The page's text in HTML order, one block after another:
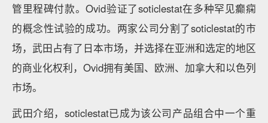
管里程碑付款。Ovid验证了soticlestat在多种罕见癫痫
的概念性试验的成功。两家公司分割了soticlestat的市
场，武田占有了日本市场，并选择在亚洲和选定的地区
的商业化权利，Ovid拥有美国、欧洲、加拿大和以色列
市场。
武田介绍，soticlestat已成为该公司产品组合中一个重